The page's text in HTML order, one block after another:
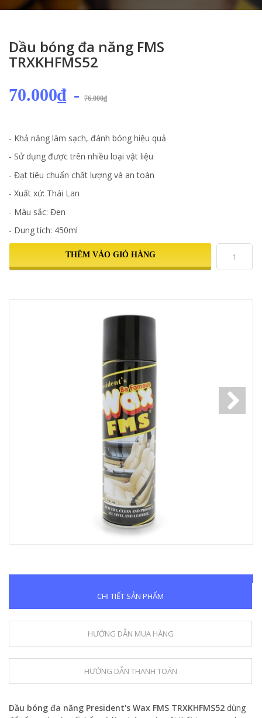
Dầu bóng đa năng FMS
TRXKHFMS52
70.000₫ - 76.000₫
- Khả năng làm sạch, đánh bóng hiệu quả
- Sử dụng được trên nhiều loại vật liệu
- Đạt tiêu chuẩn chất lượng và an toàn
- Xuất xứ: Thái Lan
- Màu sắc: Đen
- Dung tích: 450ml
THÊM VÀO GIỎ HÀNG
CHI TIẾT SẢN PHẨM
HƯỚNG DẪN MUA HÀNG
HƯỚNG DẪN THANH TOÁN
Dầu bóng đa năng President's Wax FMS TRXKHFMS52 dùng